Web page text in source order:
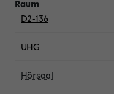
D2-136
UHG
Hörsaal